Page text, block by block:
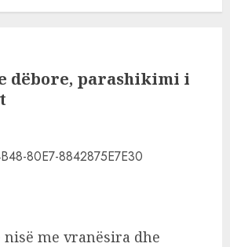
dëbore, parashikimi i
me vranësira dhe